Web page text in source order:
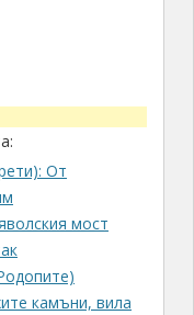
От
мост
камъни, вила